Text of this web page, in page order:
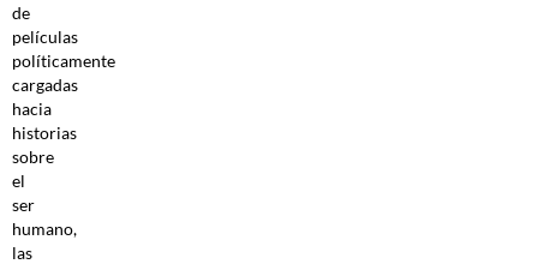
de
películas
políticamente
cargadas
hacia
historias
sobre
el
ser
humano,
las